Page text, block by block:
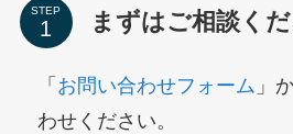
STEP まずはご相談く
「 お問い合わせフォーム 」
わせください。